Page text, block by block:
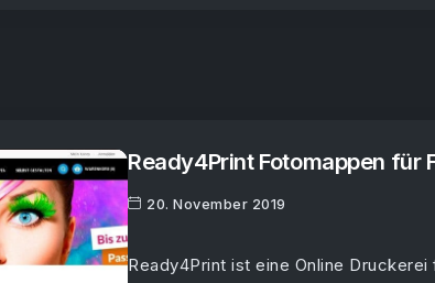
Ready4Print Fotomappen für
20. November 2019
Ready4Print ist eine Online